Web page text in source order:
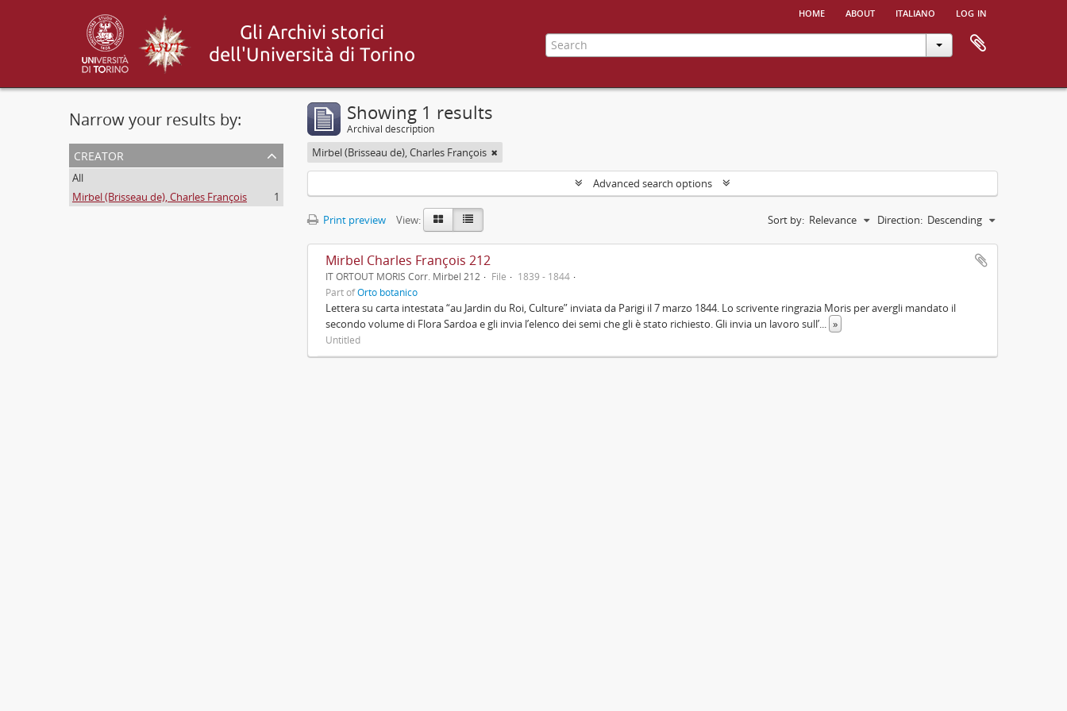
home about italiano log in
Narrow your results by:
creator
All
Mirbel (Brisseau de), Charles François
1
Showing 1 results
Archival description
Mirbel (Brisseau de), Charles François
Advanced search options
Print preview View: Sort by: Relevance Direction: Descending
Mirbel Charles François 212
IT ORTOUT MORIS Corr. Mirbel 212 File
1839 - 1844
Part ofOrto botanico
Lettera su carta intestata “au Jardin du Roi, Culture” inviata da Parigi il 7 marzo 1844. Lo scrivente ringrazia Moris per avergli mandato il
secondo volume di Flora Sardoa e gli invia l’elenco dei semi che gli è stato richiesto. Gli invia un lavoro sull’... »
Untitled